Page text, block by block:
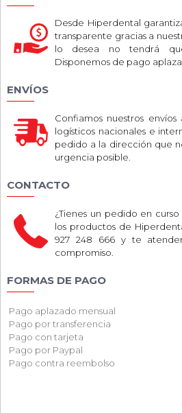
Desde Hiperdental
transparente gracias a
lo desea no tendrá
Disponemos de pago
ENVÍOS
Confiamos nuestros
logísticos nacionales e
pedido a la dirección que
urgencia posible.
CONTACTO
¿Tienes un pedido en
los productos de
927 248 666 y te
compromiso.
FORMAS DE PAGO
Pago aplazado mensual
Pago por transferencia
Pago con tarjeta
Pago por Paypal
Pago contra reembolso